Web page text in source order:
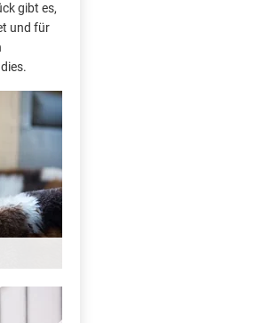
gibt es,
und für
in